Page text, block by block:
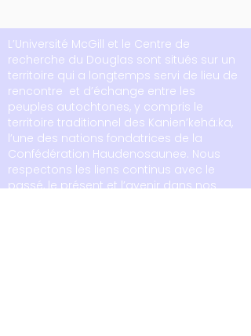
L’Université McGill et le Centre de
recherche du Douglas sont situés sur un
territoire qui a longtemps servi de lieu de
rencontre et d’échange entre les
peuples autochtones, y compris le
territoire traditionnel des Kanien’kehá:ka,
l’une des nations fondatrices de la
Confédération Haudenosaunee. Nous
respectons les liens continus avec le
passé, le présent et l’avenir dans nos